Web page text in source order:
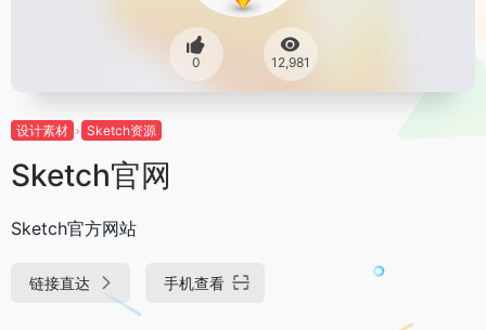
0 12,981
设计素材 Sketch资源
Sketch官网
Sketch官方网站
链接直达 手机查看